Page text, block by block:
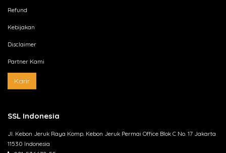
Refund
Kebijakan
Disclaimer
Partner Kami
Karir
SSL Indonesia
Jl. Kebon Jeruk Raya Komp. Kebon Jeruk Permai Office Blok C No. 17 Jakarta
11530 Indonesia